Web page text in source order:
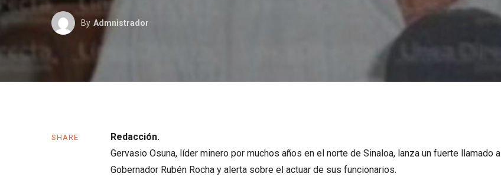
By Admnistrador
SHARE
Redacción.
Gervasio Osuna, líder minero por muchos años en el norte de Sinaloa, lanza un fuerte llamado al
Gobernador Rubén Rocha y alerta sobre el actuar de sus funcionarios.